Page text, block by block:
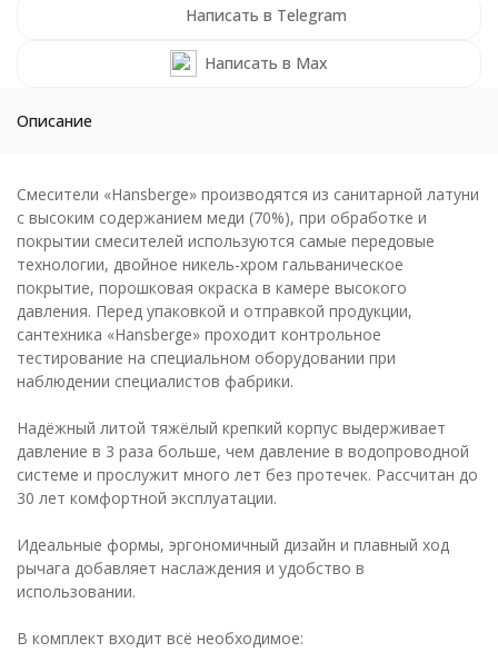
Написать в Telegram
Написать в Max
Описание
Смесители «Hansberge» производятся из санитарной латуни
с высоким содержанием меди (70%), при обработке и
покрытии смесителей используются самые передовые
технологии, двойное никель-хром гальваническое
покрытие, порошковая окраска в камере высокого
давления. Перед упаковкой и отправкой продукции,
сантехника «Hansberge» проходит контрольное
тестирование на специальном оборудовании при
наблюдении специалистов фабрики.
Надёжный литой тяжёлый крепкий корпус выдерживает
давление в 3 раза больше, чем давление в водопроводной
системе и прослужит много лет без протечек. Рассчитан до
30 лет комфортной эксплуатации.
Идеальные формы, эргономичный дизайн и плавный ход
рычага добавляет наслаждения и удобство в
использовании.
В комплект входит всё необходимое: